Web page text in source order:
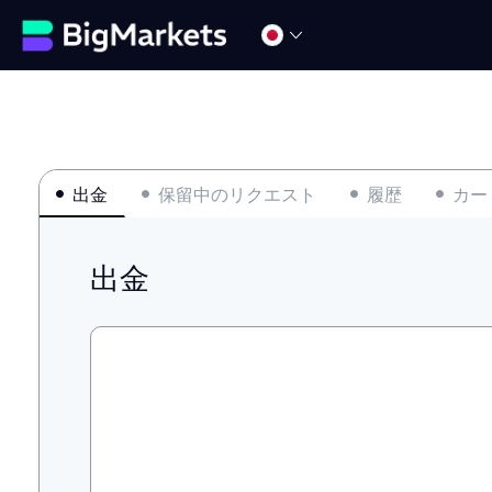
出金 保留中のリクエスト 履歴 カ
出金